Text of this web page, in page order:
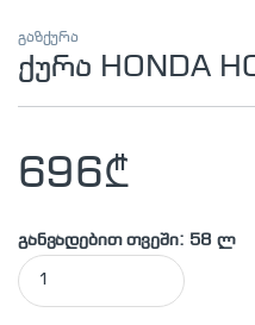
გაზქურა
ქურა HONDA
696₾
განვადებით თვეში: 58 ლ
ქურა HONDA HOME